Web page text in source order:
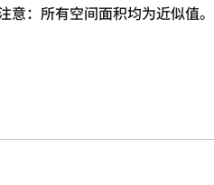
意：所有空间面积均为近似值。